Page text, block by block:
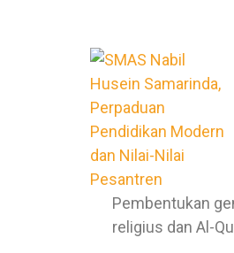
Pembentukan
religius dan Al-